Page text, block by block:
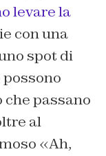
levare la
con una
spot di
possono
passano
al
«Ah,